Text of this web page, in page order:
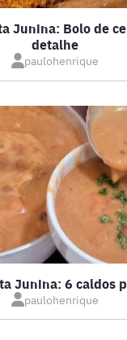
PASTAS
Junina: Bolo de
detalhe
paulohenrique
Junina: 6 caldos
paulohenrique